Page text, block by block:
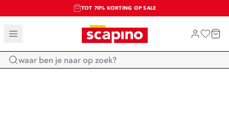
TOT 70% KORTING OP SALE
SALE: LAATSTE KANS!
SHOP NIEUW
Home